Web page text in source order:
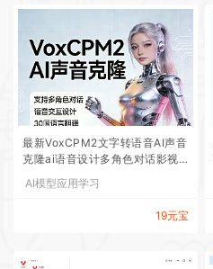
最新VoxCPM2文字转语音AI声音
克隆ai语音设计多角色对话影视
解说
AI模型应用学习
19元宝